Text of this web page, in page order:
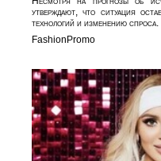
утверждают, что ситуация
технологий и изменению спроса.
FashionPromo